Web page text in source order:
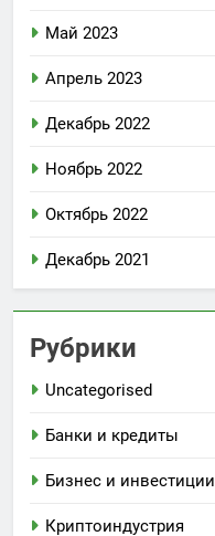
Май 2023
Апрель 2023
Декабрь 2022
Ноябрь 2022
Октябрь 2022
Декабрь 2021
Рубрики
Uncategorised
Банки и кредиты
Бизнес и инвестиции
Криптоиндустрия